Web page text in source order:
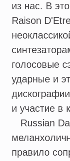
из нас. В
Raison
голосовые
ударные и
и участие в
Russian
правило